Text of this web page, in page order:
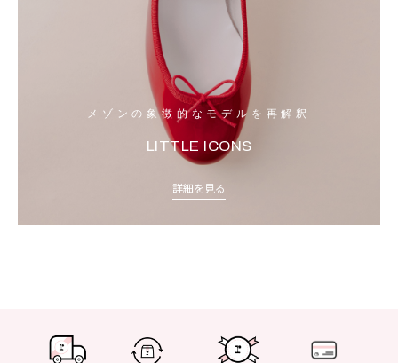
メゾンの象徴的なモデルを再解釈
LITTLE ICONS
詳細を見る